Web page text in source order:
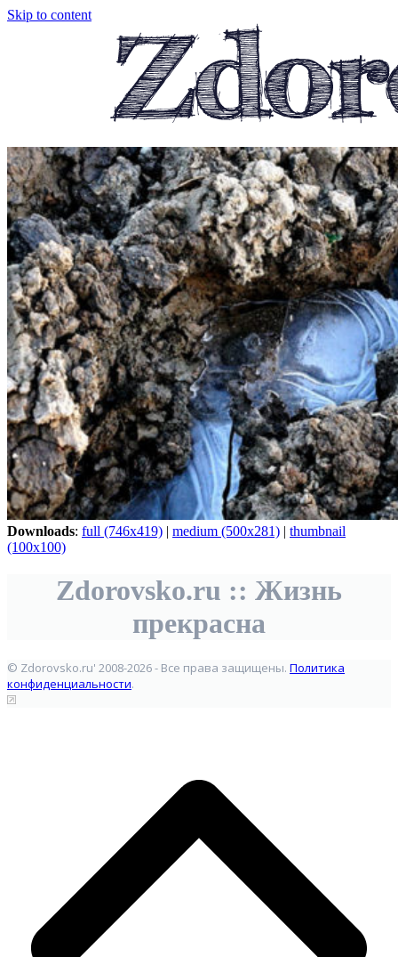
Skip to content
Downloads: full (746x419) | medium (500x281) | thumbnail
(100x100)
Zdorovsko.ru :: Жизнь
прекрасна
© Zdorovsko.ru' 2008-2026 - Все права защищены. Политика
конфиденциальности.